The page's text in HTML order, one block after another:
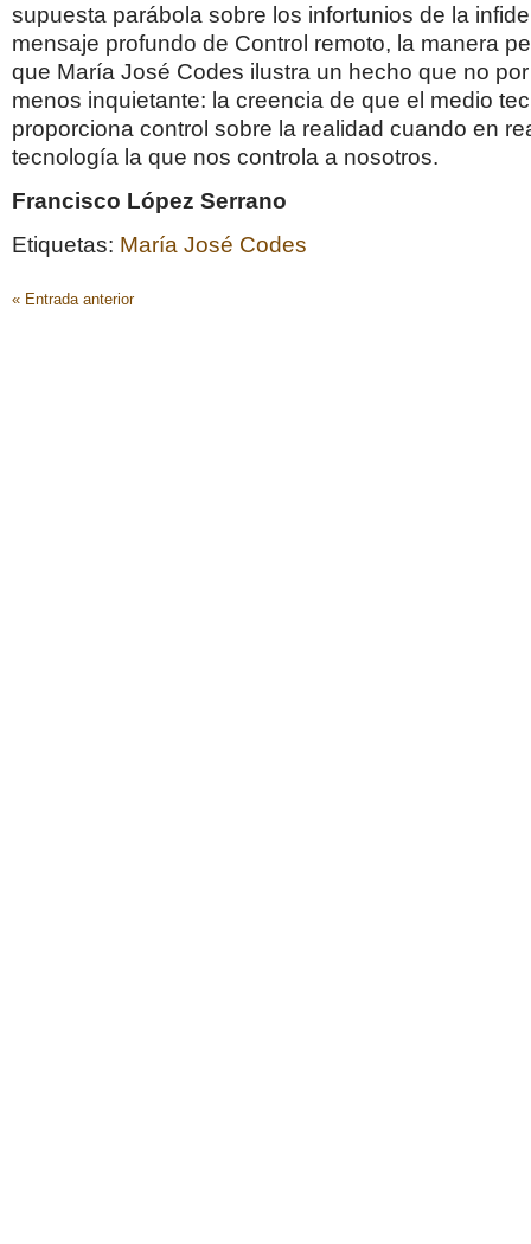
supuesta parábola sobre los infortunios de la
mensaje profundo de Control remoto, la manera
que María José Codes ilustra un hecho que no
menos inquietante: la creencia de que el medio
proporciona control sobre la realidad cuando en
tecnología la que nos controla a nosotros.
Francisco López Serrano
Etiquetas: María José Codes
« Entrada anterior